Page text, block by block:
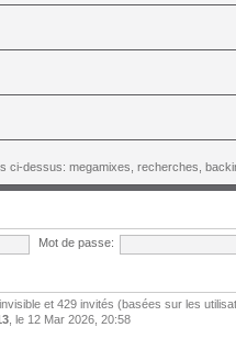
ci-dessus: megamixes, recherches,
Mot de passe:
et 429 invités (basées sur les
, le 12 Mar 2026, 20:58